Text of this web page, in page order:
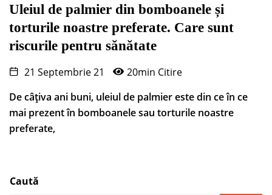
Uleiul de palmier din bomboanele și
torturile noastre preferate. Care sunt
riscurile pentru sănătate
21 Septembrie 21
20min Citire
De câțiva ani buni, uleiul de palmier este din ce în ce
mai prezent în bomboanele sau torturile noastre
preferate,
Caută